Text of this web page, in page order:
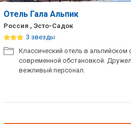
Отель Гала Альпик
Россия , Эсто-Садок
3 звезды
Классический отель в
современной обстановкой.
вежливый персонал.